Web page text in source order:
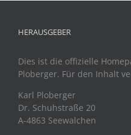
HERAUSGEBER
Dies ist die offizielle
Ploberger. Für den Inhalt
Karl Ploberger
Dr. Schuhstraße 20
A-4863 Seewalchen